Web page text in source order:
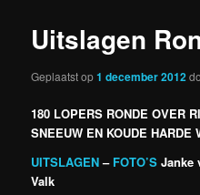
Uitslagen
Geplaatst op1 december 2012
180 LOPERS RONDE OVER
SNEEUW EN KOUDE HARDE
UITSLAGEN– FOTO’S Janke
Valk